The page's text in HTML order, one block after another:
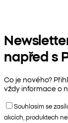
napřed s
Co je nového?
vždy informace o
Souhlasím se
akcích, produktech